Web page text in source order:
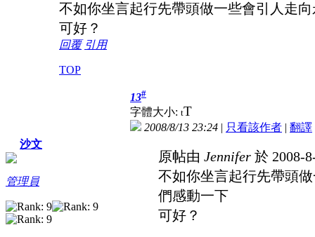
不如你坐言起行先帶頭做一些會引人走
可好？
回覆 引用
TOP
沙文
管理員
13#
字體大小: tT
2008/8/13 23:24 | 只看該作者 | 翻譯
原帖由 Jennifer 於 2008-
不如你坐言起行先帶頭
們感動一下
可好？